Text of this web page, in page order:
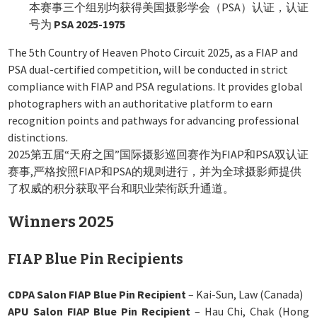
本赛事三个组别均获得美国摄影学会（PSA）认证，认证
号为 PSA 2025-1975
The 5th Country of Heaven Photo Circuit 2025, as a FIAP and
PSA dual-certified competition, will be conducted in strict
compliance with FIAP and PSA regulations. It provides global
photographers with an authoritative platform to earn
recognition points and pathways for advancing professional
distinctions.
2025第五届“天府之国”国际摄影巡回赛作为FIAP和PSA双认证
赛事,严格按照FIAP和PSA的规则进行，并为全球摄影师提供
了权威的积分获取平台和职业荣衔跃升通道。
Winners 2025
FIAP Blue Pin Recipients
CDPA Salon FIAP Blue Pin Recipient– Kai-Sun, Law (Canada)
APU Salon FIAP Blue Pin Recipient – Hau Chi, Chak (Hong